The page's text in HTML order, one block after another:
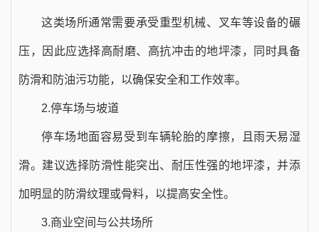
这类场所通常需要承受重型机械、叉车等设备的碾
压，因此应选择高耐磨、高抗冲击的地坪漆，同时具备
防滑和防油污功能，以确保安全和工作效率。
2.停车场与坡道
停车场地面容易受到车辆轮胎的摩擦，且雨天易湿
滑。建议选择防滑性能突出、耐压性强的地坪漆，并添
加明显的防滑纹理或骨料，以提高安全性。
3.商业空间与公共场所